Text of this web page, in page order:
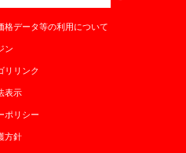
格データ等の利用について
ン
リリンク
表示
ポリシー
方針